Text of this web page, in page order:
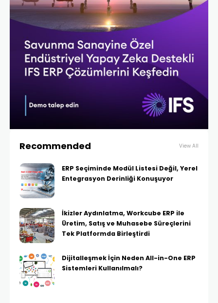
Recommended View All
ERP Seçiminde Modül Listesi Değil, Yerel
Entegrasyon Derinliği Konuşuyor
İkizler Aydınlatma, Workcube ERP ile
Üretim, Satış ve Muhasebe Süreçlerini
Tek Platformda Birleştirdi
Dijitalleşmek İçin Neden All-in-One ERP
Sistemleri Kullanılmalı?